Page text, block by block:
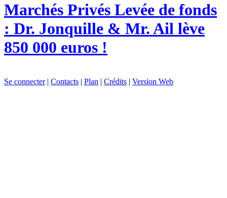
Marchés Privés Levée de fonds
: Dr. Jonquille & Mr. Ail lève
850 000 euros !
Se connecter| Contacts | Plan | Crédits | Version Web